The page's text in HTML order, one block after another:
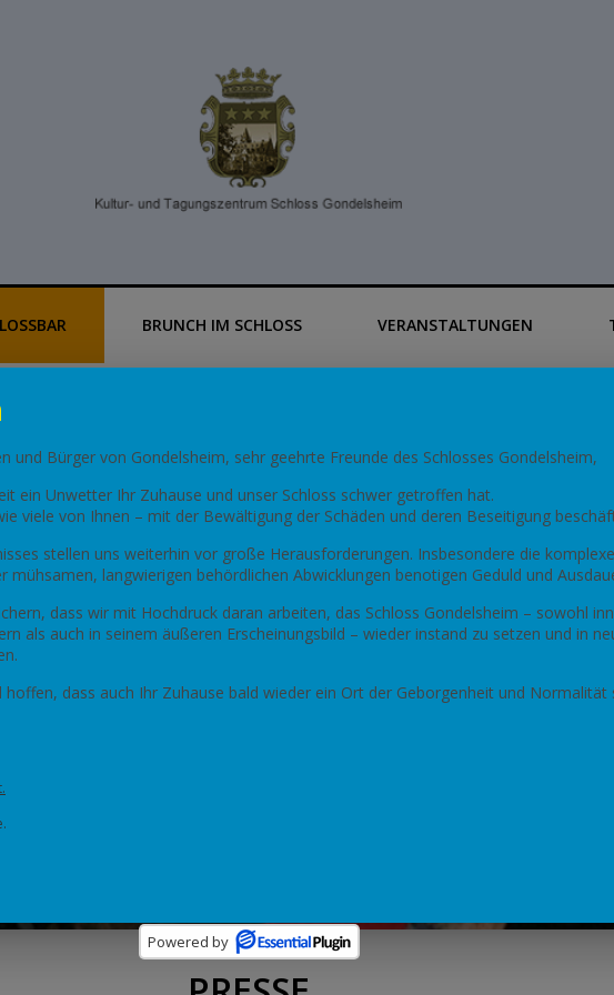
BRUNCH IM SCHLOSS VERANSTALTUNGEN
und Bürger von Gondelsheim, sehr geehrte Freunde des Schlosses Gondelsheim,
ein Unwetter Ihr Zuhause und unser Schloss schwer getroffen hat.
viele von Ihnen – mit der Bewältigung der Schäden und deren Beseitigung
stellen uns weiterhin vor große Herausforderungen. Insbesondere die
mühsamen, langwierigen behördlichen Abwicklungen benotigen Geduld und
dass wir mit Hochdruck daran arbeiten, das Schloss Gondelsheim – sowohl
als auch in seinem äußeren Erscheinungsbild – wieder instand zu setzen und in
dass auch Ihr Zuhause bald wieder ein Ort der Geborgenheit und Normalität
Powered by